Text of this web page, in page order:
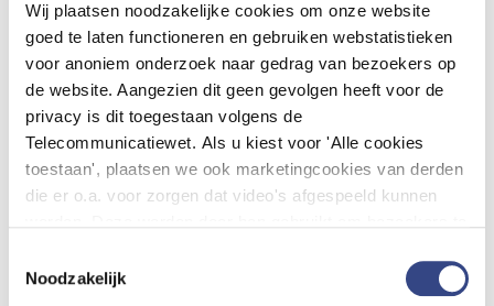
Wij plaatsen noodzakelijke cookies om onze website
goed te laten functioneren en gebruiken webstatistieken
voor anoniem onderzoek naar gedrag van bezoekers op
de website. Aangezien dit geen gevolgen heeft voor de
privacy is dit toegestaan volgens de
Telecommunicatiewet. Als u kiest voor 'Alle cookies
toestaan', plaatsen we ook marketingcookies van derden
die er o.a. voor zorgen dat video's afgespeeld kunnen
is advertenties weergeven die relevant zijn voor de
Noodzakelijk
Nieuwsbrief ontvangen?
Wilt u op de hoogte blijven van het nieuws van
DHD? Schrijf u dan​ in voor onze nieuwsbrief.
Aanmelden nieuwsbrief